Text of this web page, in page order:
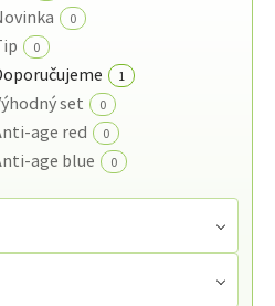
0
0
1
set 0
age red 0
age blue 0